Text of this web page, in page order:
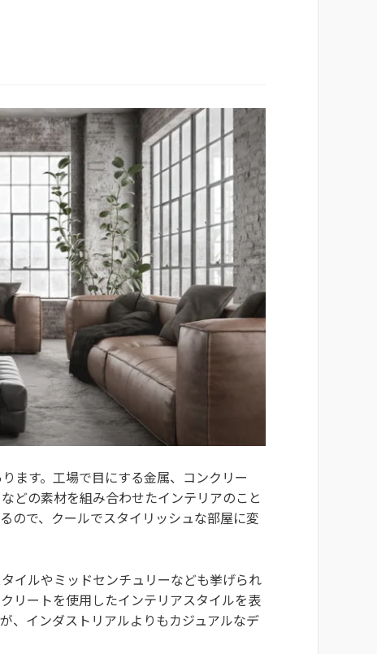
ます。工場で目にする金属、コンクリー
どの素材を組み合わせたインテリアのこと
ので、クールでスタイリッシュな部屋に変
イルやミッドセンチュリーなども挙げられ
リートを使用したインテリアスタイルを表
、インダストリアルよりもカジュアルなデ